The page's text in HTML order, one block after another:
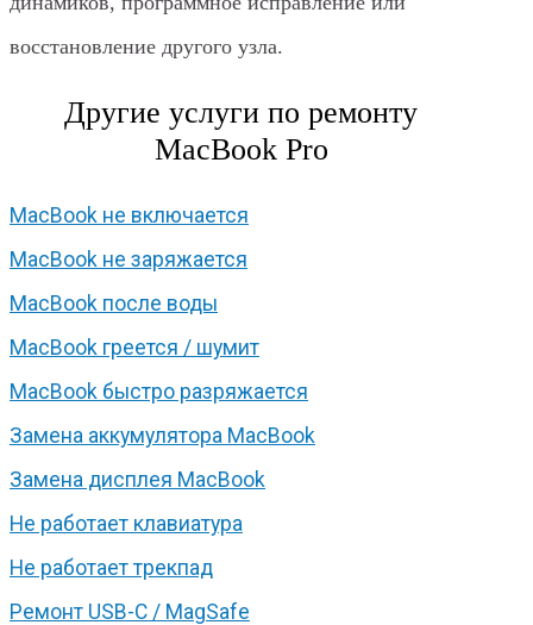
восстановление другого узла.
Другие услуги по ремонту
MacBook Pro
MacBook не включается
MacBook не заряжается
MacBook после воды
MacBook греется / шумит
MacBook быстро разряжается
Замена аккумулятора MacBook
Замена дисплея MacBook
Не работает клавиатура
Не работает трекпад
Ремонт USB-C / MagSafe